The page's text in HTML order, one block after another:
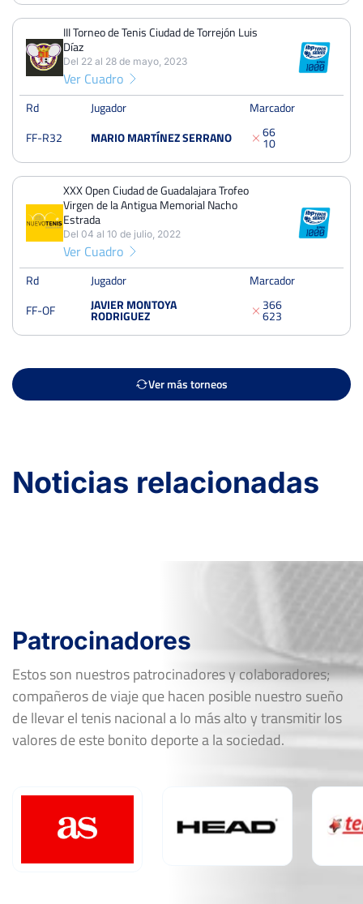
Del 04 al 10 de julio, 2022
Quick
Open Nacional de Tenis Ciudad de Béjar – Trofeo IBP
UNIUSO
Del 22 al 28 de julio, 2019
dura
III Torneo de Tenis Ciudad de Torrejón Luis
Díaz
Del 22 al 28 de mayo, 2023
Ver Cuadro
Rd Jugador
Marcador
FF-R32
MARIO MARTÍNEZ SERRANO 6
1
6
0
XXX Open Ciudad de Guadalajara Trofeo
Virgen de la Antigua Memorial Nacho
Estrada
Del 04 al 10 de julio, 2022
Ver Cuadro
Rd Jugador
Marcador
FF-OF
JAVIER MONTOYA
RODRIGUEZ
3
6
6
2
6
3
Trofeo IBP UNIUSO
Del 22 al 28 de julio, 2019
FF-R16
JOSÉ ANTONIO DUGO REYES 2 3
Ver más torneos
Noticias relacionadas
Patrocinadores
Estos son nuestros patrocinadores y colaboradores;
compañeros de viaje que hacen posible nuestro sueño
de llevar el tenis nacional a lo más alto y transmitir los
valores de este bonito deporte a la sociedad.